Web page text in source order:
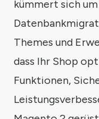
kümmert sich
Themes und
dass Ihr Shop
Funktionen,